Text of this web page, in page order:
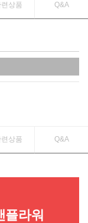
련상품 Q&A
련상품 Q&A
플라워